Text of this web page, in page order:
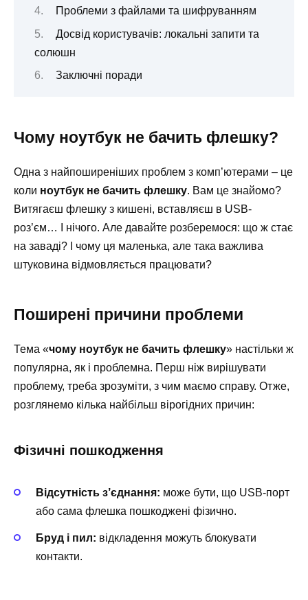
Проблеми з файлами та шифруванням
Досвід користувачів: локальні запити та
солюшн
Заключні поради
Чому ноутбук не бачить флешку?
Одна з найпоширеніших проблем з комп’ютерами – це
коли ноутбук не бачить флешку. Вам це знайомо?
Витягаєш флешку з кишені, вставляєш в USB-
роз’єм… І нічого. Але давайте розберемося: що ж стає
на заваді? І чому ця маленька, але така важлива
штуковина відмовляється працювати?
Поширені причини проблеми
Тема «чому ноутбук не бачить флешку» настільки ж
популярна, як і проблемна. Перш ніж вирішувати
проблему, треба зрозуміти, з чим маємо справу. Отже,
розглянемо кілька найбільш вірогідних причин:
Фізичні пошкодження
Відсутність з’єднання: може бути, що USB-порт
або сама флешка пошкоджені фізично.
Бруд і пил: відкладення можуть блокувати
контакти.